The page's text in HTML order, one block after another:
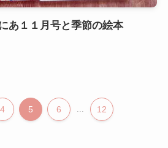
あ１１月号と季節の絵本
4 5 6 ... 12